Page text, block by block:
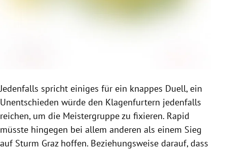
Jedenfalls spricht einiges für ein knappes Duell, ein
Unentschieden würde den Klagenfurtern jedenfalls
reichen, um die Meistergruppe zu fixieren. Rapid
müsste hingegen bei allem anderen als einem Sieg
auf Sturm Graz hoffen. Beziehungsweise darauf, dass